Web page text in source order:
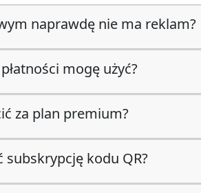
naprawdę nie ma reklam?
mogę użyć?
za plan premium?
subskrypcję kodu QR?